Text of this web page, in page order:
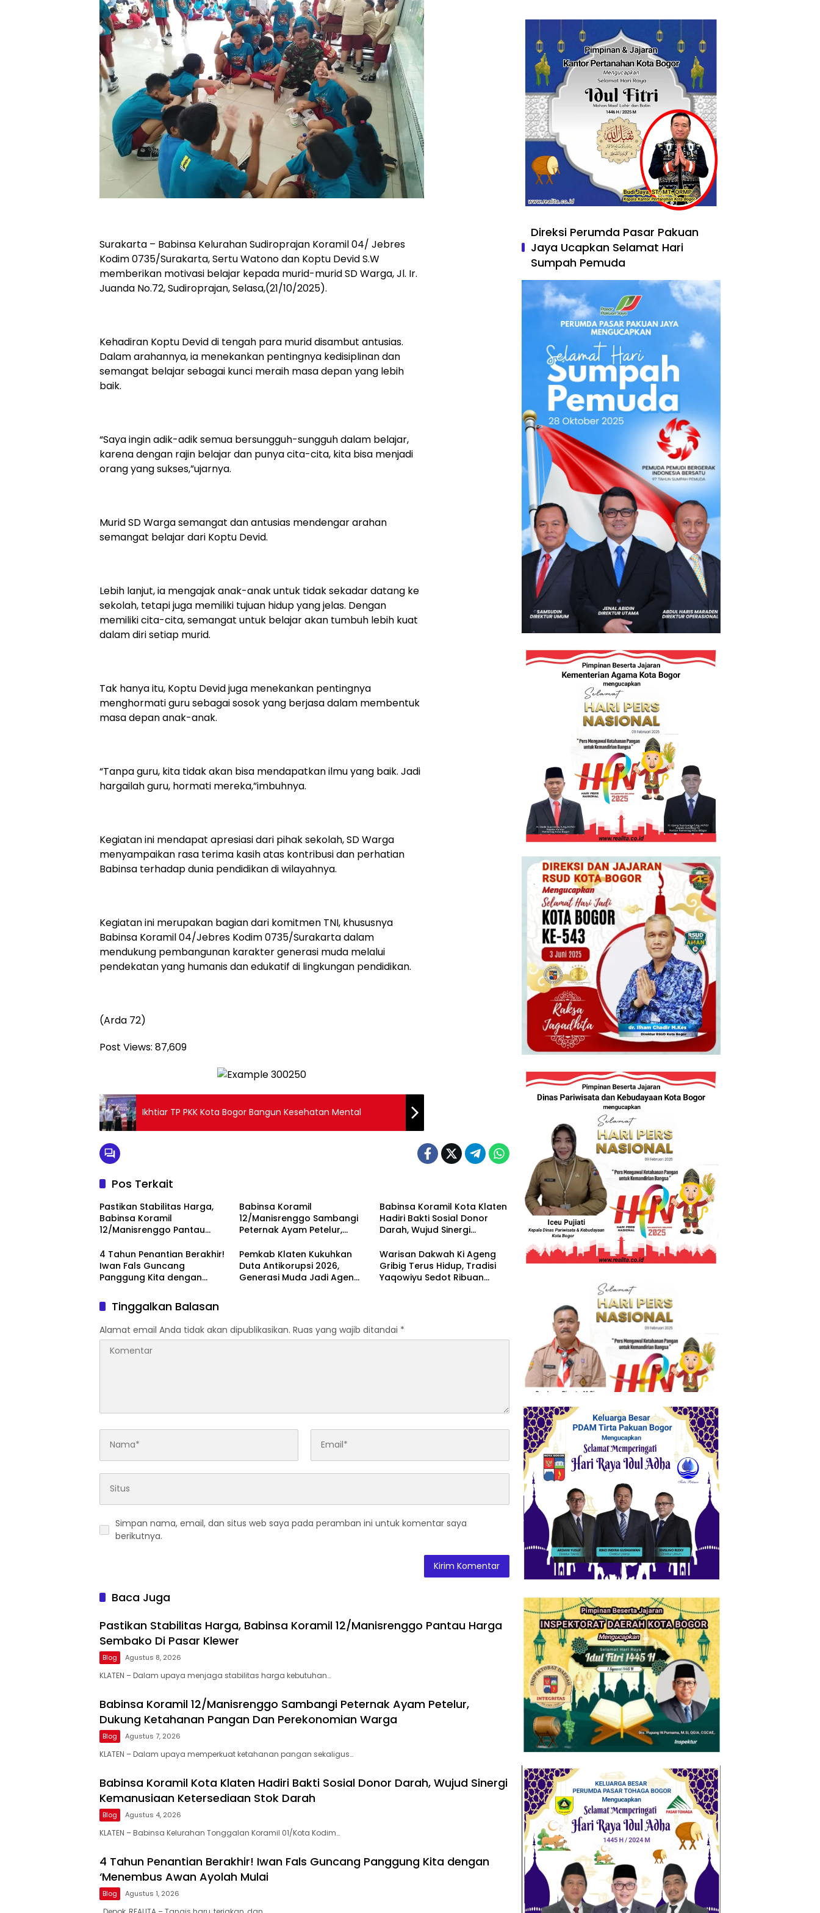
Surakarta – Babinsa Kelurahan Sudiroprajan Koramil 04/ Jebres
Kodim 0735/Surakarta, Sertu Watono dan Koptu Devid S.W
memberikan motivasi belajar kepada murid-murid SD Warga, Jl. Ir.
Juanda No.72, Sudiroprajan, Selasa,(21/10/2025).
Kehadiran Koptu Devid di tengah para murid disambut antusias.
Dalam arahannya, ia menekankan pentingnya kedisiplinan dan
semangat belajar sebagai kunci meraih masa depan yang lebih
baik.
“Saya ingin adik-adik semua bersungguh-sungguh dalam belajar,
karena dengan rajin belajar dan punya cita-cita, kita bisa menjadi
orang yang sukses,”ujarnya.
Murid SD Warga semangat dan antusias mendengar arahan
semangat belajar dari Koptu Devid.
Lebih lanjut, ia mengajak anak-anak untuk tidak sekadar datang ke
sekolah, tetapi juga memiliki tujuan hidup yang jelas. Dengan
memiliki cita-cita, semangat untuk belajar akan tumbuh lebih kuat
dalam diri setiap murid.
Tak hanya itu, Koptu Devid juga menekankan pentingnya
menghormati guru sebagai sosok yang berjasa dalam membentuk
masa depan anak-anak.
“Tanpa guru, kita tidak akan bisa mendapatkan ilmu yang baik. Jadi
hargailah guru, hormati mereka,”imbuhnya.
Kegiatan ini mendapat apresiasi dari pihak sekolah, SD Warga
menyampaikan rasa terima kasih atas kontribusi dan perhatian
Babinsa terhadap dunia pendidikan di wilayahnya.
Kegiatan ini merupakan bagian dari komitmen TNI, khususnya
Babinsa Koramil 04/Jebres Kodim 0735/Surakarta dalam
mendukung pembangunan karakter generasi muda melalui
pendekatan yang humanis dan edukatif di lingkungan pendidikan.
(Arda 72)
Post Views: 87,609
Ikhtiar TP PKK Kota Bogor Bangun Kesehatan Mental
Pos Terkait
Pastikan Stabilitas Harga,
Babinsa Koramil
12/Manisrenggo Pantau
Klewer
Babinsa Koramil
12/Manisrenggo Sambangi
Peternak Ayam Petelur,
Dan Perekonomian Warga
Babinsa Koramil Kota Klaten
Hadiri Bakti Sosial Donor
Darah, Wujud Sinergi
Stok Darah
4 Tahun Penantian Berakhir!
Iwan Fals Guncang
Panggung Kita dengan
Mulai
Pemkab Klaten Kukuhkan
Duta Antikorupsi 2026,
Generasi Muda Jadi Agen
Warisan Dakwah Ki Ageng
Gribig Terus Hidup, Tradisi
Yaqowiyu Sedot Ribuan
Tinggalkan Balasan
Alamat email Anda tidak akan dipublikasikan. Ruas yang wajib ditandai *
Simpan nama, email, dan situs web saya pada peramban ini untuk komentar saya
berikutnya.
Baca Juga
Pastikan Stabilitas Harga, Babinsa Koramil 12/Manisrenggo Pantau Harga
Sembako Di Pasar Klewer
Blog Agustus 8, 2026
KLATEN – Dalam upaya menjaga stabilitas harga kebutuhan…
Babinsa Koramil 12/Manisrenggo Sambangi Peternak Ayam Petelur,
Dukung Ketahanan Pangan Dan Perekonomian Warga
Blog Agustus 7, 2026
KLATEN – Dalam upaya memperkuat ketahanan pangan sekaligus…
Babinsa Koramil Kota Klaten Hadiri Bakti Sosial Donor Darah, Wujud Sinergi
Kemanusiaan Ketersediaan Stok Darah
Blog Agustus 4, 2026
KLATEN – Babinsa Kelurahan Tonggalan Koramil 01/Kota Kodim…
4 Tahun Penantian Berakhir! Iwan Fals Guncang Panggung Kita dengan
‘Menembus Awan Ayolah Mulai
Blog Agustus 1, 2026
Direksi Perumda Pasar Pakuan
Jaya Ucapkan Selamat Hari
Sumpah Pemuda